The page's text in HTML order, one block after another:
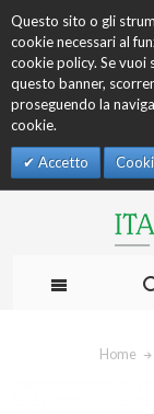
Questo sito o gli
cookie necessari al
cookie policy. Se vuoi
questo banner,
proseguendo la
cookie.
Accetto
Home